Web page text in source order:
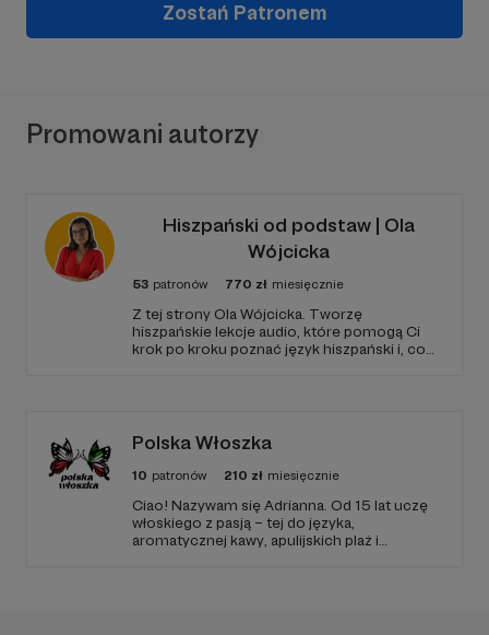
Zostań Patronem
Promowani autorzy
Hiszpański od podstaw | Ola
Wójcicka
53 patronów 770 zł miesięcznie
Z tej strony Ola Wójcicka. Tworzę
hiszpańskie lekcje audio, które pomogą Ci
krok po kroku poznać język hiszpański i, co
Polska Włoszka
10 patronów 210 zł miesięcznie
Ciao! Nazywam się Adrianna. Od 15 lat uczę
włoskiego z pasją – tej do języka,
aromatycznej kawy, apulijskich plaż i